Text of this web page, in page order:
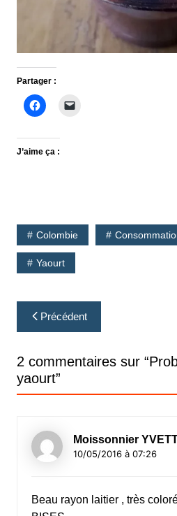
Partager :
J’aime ça :
Colombie
Yaourt
Navigation
de
l’article
Précédent
2 commentaires sur “
yaourt”
Moissonnier
10/05/2016 à 07:26
Beau rayon laitier , très